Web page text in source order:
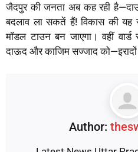
जैदपुर की जनता अब कह रही
बदलाव ला सकतें हैं! विकास की यह
मॉडल टाउन बन जाएगा। वहीं
दाऊद और काजिम सज्जाद
Author: